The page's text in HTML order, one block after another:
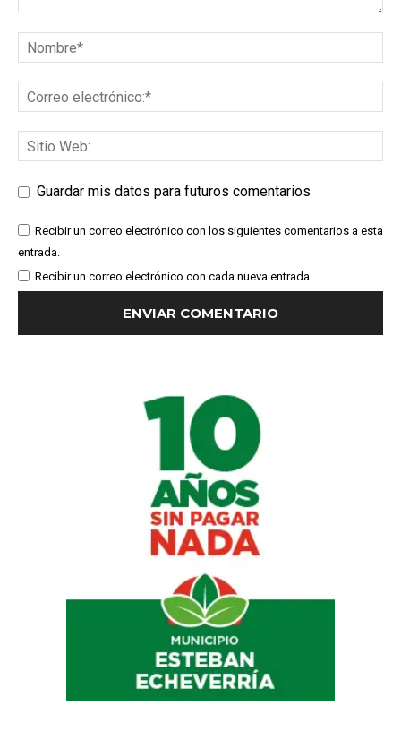
Guardar mis datos para futuros comentarios
Recibir un correo electrónico con los siguientes comentarios a esta
entrada.
Recibir un correo electrónico con cada nueva entrada.